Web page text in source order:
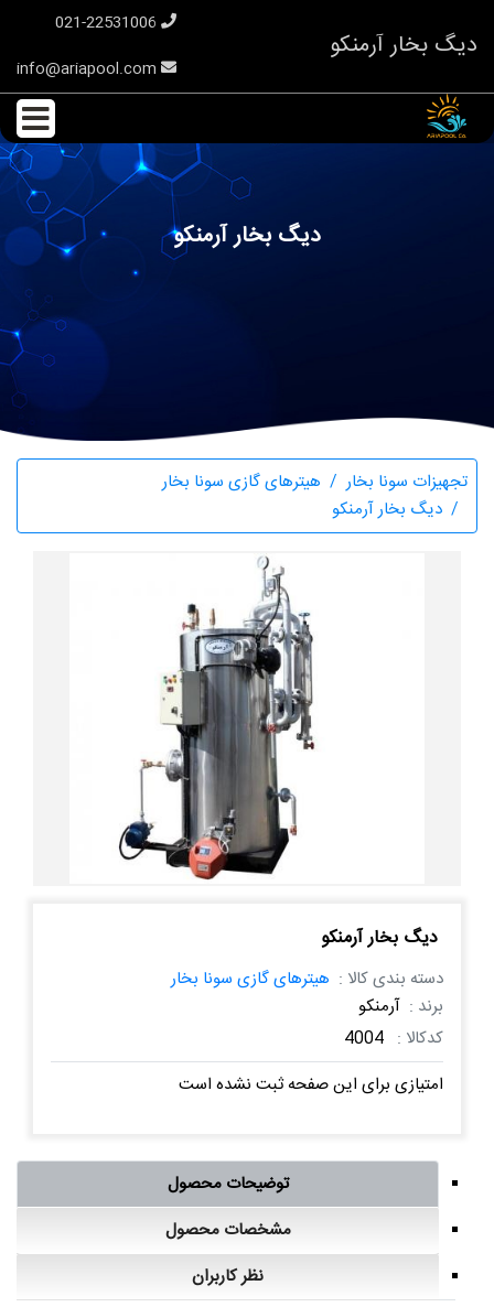
دیگ بخار آرمنکو
دیگ بخار آرمنکو
تجهیزات سونا بخار
هیترهای گازی سونا بخار
دیگ بخار آرمنکو
دیگ بخار آرمنکو
دسته بندی کالا : هیترهای گازی سونا بخار
برند : آرمنکو
کدکالا : 4004
امتیازی برای این صفحه ثبت نشده است
توضیحات محصول
مشخصات محصول
نظر کاربران